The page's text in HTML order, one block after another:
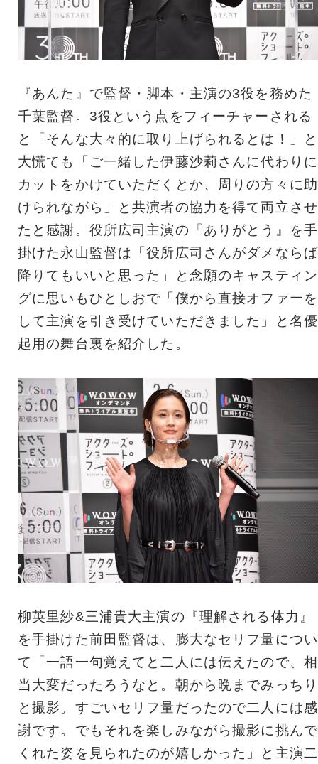
『あんた』で監督・脚本・主演の3役を務めた
千葉監督。3役という点をフィーチャーされる
と「そんな大々的に取り上げられるとは！」と
大慌ても「ご一緒した伊藤沙莉さんに代わりに
カットをかけていただくとか、周りの方々に助
けられながら」と共演者の協力を得て両立させ
たと感謝。役所広司主演の『ありがとう』を手
掛けた永山監督は「役所広司さんがダメならば
降りてもいいと思った」と念願のキャスティン
グに思いもひとしおで「僕から直接オファーを
して主演を引き受けていただきました」と名優
起用の舞台裏を紹介した。
柳英里紗&三浦貴大主演の『理解される体力』
を手掛けた前田監督は、膨大なセリフ量につい
て「一語一句覚えてと二人には伝えたので、相
当大変だったろうなと。朝から晩までみっちり
と撮影。すごいセリフ量だったので二人には感
謝です。でもそれを楽しみながら撮影に挑んで
くれた姿を見られたのが嬉しかった」と主演二